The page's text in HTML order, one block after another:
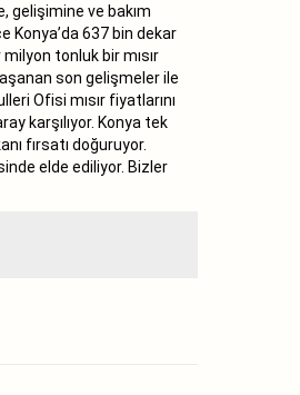
gelişimine ve bakım
Konya’da 637 bin dekar
tonluk bir mısır
son gelişmeler ile
Ofisi mısır fiyatlarını
karşılıyor. Konya tek
fırsatı doğuruyor.
elde ediliyor. Bizler